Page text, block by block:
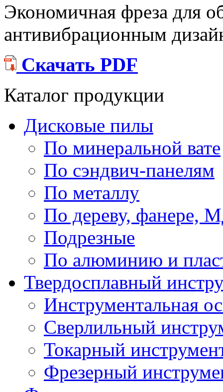
Экономичная фреза для
антивибрационным
Скачать PDF
Каталог продукции
Дисковые пилы
По минеральной вате
По сэндвич-панелям
По металлу
По дереву,
Подрезные
По алюминию и
Твердосплавный
Инструментальная
Сверлильный
Токарный
Фрезерный